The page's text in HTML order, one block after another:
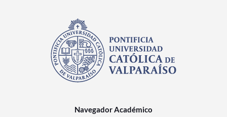
Navegador Académico